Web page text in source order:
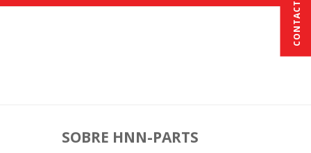
SOBRE HNN-PARTS
CONTACTAR